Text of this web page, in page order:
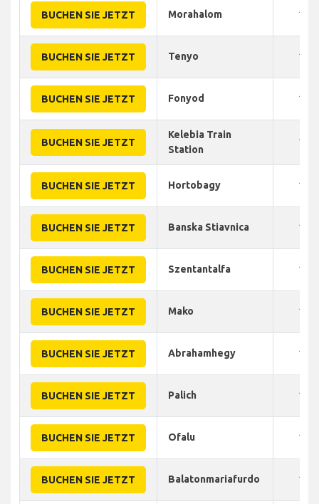
BUCHEN SIE JETZT Morahalom 120
BUCHEN SIE JETZT Tenyo 130
BUCHEN SIE JETZT Fonyod 115
BUCHEN SIE JETZT
Kelebia Train
Station
130
BUCHEN SIE JETZT Hortobagy 135
BUCHEN SIE JETZT Banska Stiavnica 180
BUCHEN SIE JETZT Szentantalfa 130
BUCHEN SIE JETZT Mako 115
BUCHEN SIE JETZT Abrahamhegy 150
BUCHEN SIE JETZT Palich 120
BUCHEN SIE JETZT Ofalu 150
BUCHEN SIE JETZT Balatonmariafurdo 130